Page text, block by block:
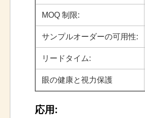
MOQ 制限:
サンプルオーダーの可用性:
リードタイム:
眼の健康と視力保護
応用: